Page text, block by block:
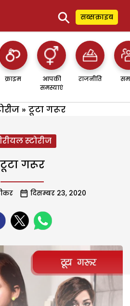
⚲ सब्सक्राइब
क्राइम
आपकी
समस्याएं
राजनीति
» टूटा गरूर
स्टोरीज
टूटा गरूर
दिसम्बर 23, 2020